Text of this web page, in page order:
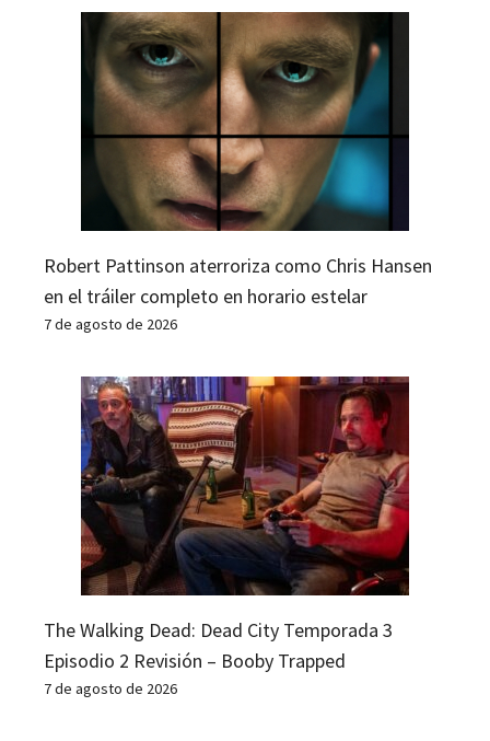
Robert Pattinson aterroriza como Chris Hansen
en el tráiler completo en horario estelar
7 de agosto de 2026
The Walking Dead: Dead City Temporada 3
Episodio 2 Revisión – Booby Trapped
7 de agosto de 2026